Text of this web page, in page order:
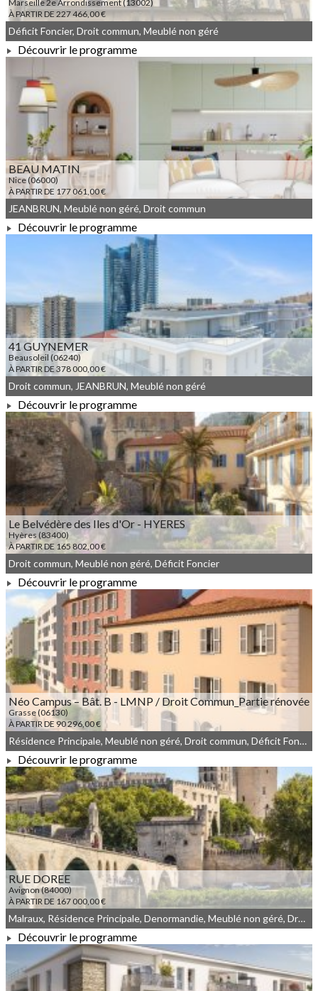
Marseille 2e Arrondissement (13002)
À PARTIR DE 227 466,00 €
À PARTIR DE 227 466,00 €
Déficit Foncier, Droit commun, Meublé non géré
Découvrir le programme
BEAU MATIN
Nice (06000)
À PARTIR DE 177 061,00 €
À PARTIR DE 177 061,00 €
JEANBRUN, Meublé non géré, Droit commun
Découvrir le programme
41 GUYNEMER
Beausoleil (06240)
À PARTIR DE 378 000,00 €
À PARTIR DE 378 000,00 €
Droit commun, JEANBRUN, Meublé non géré
Découvrir le programme
Le Belvédère des Iles d'Or - HYERES
Hyères (83400)
À PARTIR DE 165 802,00 €
À PARTIR DE 165 802,00 €
Droit commun, Meublé non géré, Déficit Foncier
Découvrir le programme
Néo Campus – Bât. B - LMNP / Droit Commun_Partie rénovée
Grasse (06130)
À PARTIR DE 90 296,00 €
À PARTIR DE 90 296,00 €
Résidence Principale, Meublé non géré, Droit commun, Déficit Foncier
Découvrir le programme
RUE DOREE
Avignon (84000)
À PARTIR DE 167 000,00 €
À PARTIR DE 167 000,00 €
Malraux, Résidence Principale, Denormandie, Meublé non géré, Droit commun
Découvrir le programme